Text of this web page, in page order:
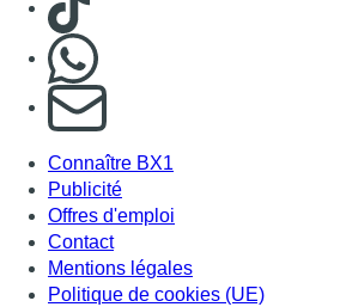
S'abonner à notre newsletter
Connaître BX1
Publicité
Offres d'emploi
Contact
Mentions légales
Politique de cookies (UE)